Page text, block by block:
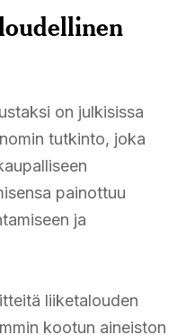
on julkisissa
tutkinto, joka
painottuu
ja
liiketalouden
kootun aineiston